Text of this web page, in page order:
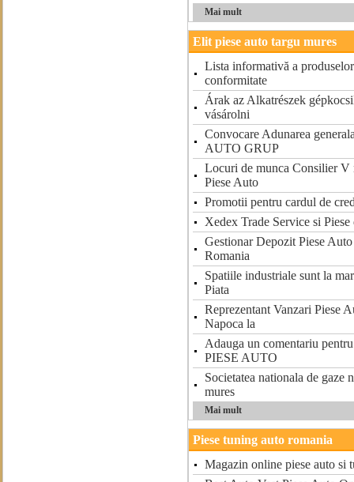
Mai mult
Elit piese auto targu mures
Lista informativă a
conformitate
Árak az Alkatrészek
vásárolni
Convocare Adunarea
AUTO GRUP
Locuri de munca Consilier
Piese Auto
Promotii pentru cardul de
Xedex Trade Service si
Gestionar Depozit Piese
Romania
Spatiile industriale sunt la
Piata
Reprezentant Vanzari Piese
Napoca la
Adauga un comentariu
PIESE AUTO
Societatea nationala de gaze
mures
Mai mult
Piese tuning auto romania
Magazin online piese auto si